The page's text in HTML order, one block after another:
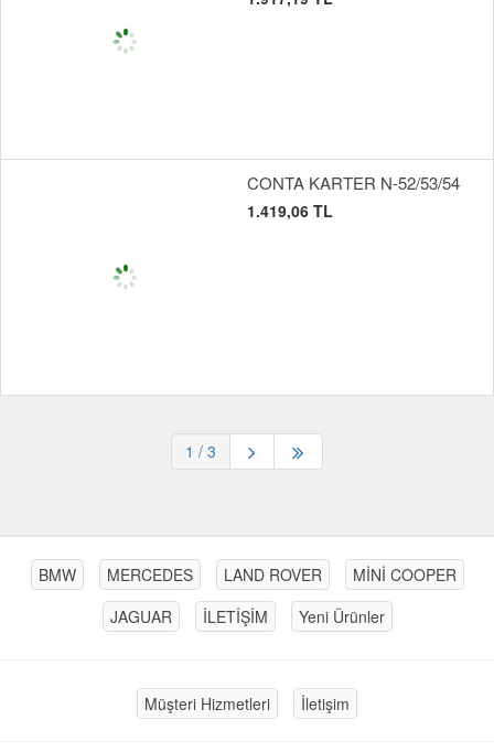
CONTA KARTER N-52/53/54
1.419,06 TL
1 / 3
BMW MERCEDES LAND ROVER
MİNİ COOPER
JAGUAR
İLETİŞİM Yeni Ürünler
Müşteri Hizmetleri İletişim